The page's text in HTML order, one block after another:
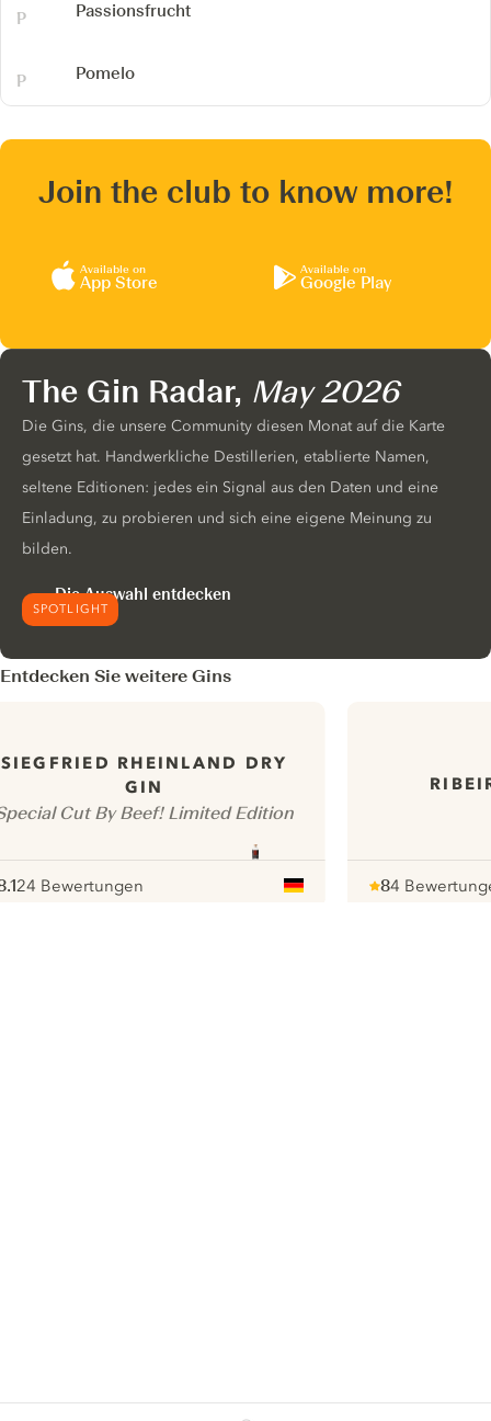
Passionsfrucht
Pomelo
Join the club to know more!
Available on
App Store
Available on
Google Play
SPOTLIGHT
The Gin Radar, May 2026
Die Gins, die unsere Community diesen Monat auf die Karte
gesetzt hat. Handwerkliche Destillerien, etablierte Namen,
seltene Editionen: jedes ein Signal aus den Daten und eine
Einladung, zu probieren und sich eine eigene Meinung zu
bilden.
Die Auswahl entdecken
Entdecken Sie weitere Gins
SIEGFRIED RHEINLAND DRY
GIN
Cut By Beef! Limited Edition
24 Bewertungen
84